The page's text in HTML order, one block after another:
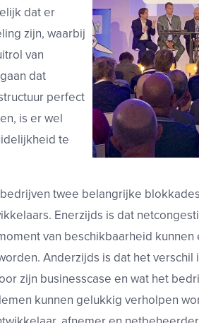
dat er
zijn, waarbij
van
dat
perfect
is er wel
te
twee belangrijke
Enerzijds is dat
van beschikbaarheid kunnen
Anderzijds is dat het verschil
zijn businesscase en wat het
kunnen gelukkig verholpen